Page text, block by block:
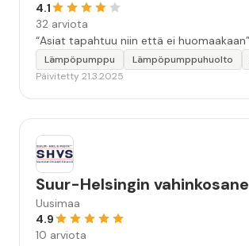
4.1
32 arviota
“Asiat tapahtuu niin että ei huomaakaan”
Lämpöpumppu Lämpöpumppuhuolto
Päivitetty 21.3.2025
Suur-Helsingin
Uusimaa
4.9
10 arviota